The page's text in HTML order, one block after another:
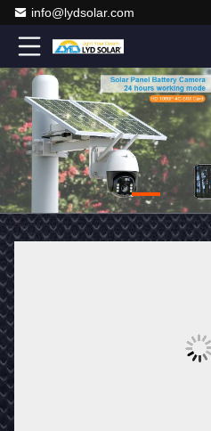
info@lydsolar.com